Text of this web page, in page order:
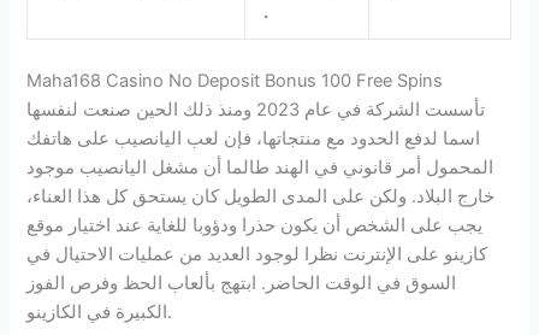
.
Maha168 Casino No Deposit Bonus 100 Free Spins
تأسست الشركة في عام 2023 ومنذ ذلك الحين صنعت لنفسها
اسما لدفع الحدود مع منتجاتها، فإن لعب اليانصيب على هاتفك
المحمول أمر قانوني في الهند طالما أن مشغل اليانصيب موجود
خارج البلاد. ولكن على المدى الطويل كان يستحق كل هذا العناء،
يجب على الشخص أن يكون حذرا ودؤوبا للغاية عند اختيار موقع
كازينو على الإنترنت نظرا لوجود العديد من عمليات الاحتيال في
السوق في الوقت الحاضر. ابتهج بألعاب الحظ وفرص الفوز
الكبيرة في الكازينو.